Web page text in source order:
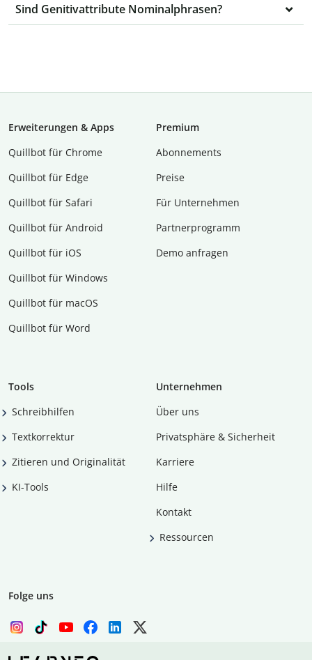
Sind Genitivattribute Nominalphrasen?
Erweiterungen & Apps
Quillbot für Chrome
Quillbot für Edge
Quillbot für Safari
Quillbot für Android
Quillbot für iOS
Quillbot für Windows
Quillbot für macOS
Quillbot für Word
Premium
Abon­ne­ments
Preise
Für Unternehmen
Partnerprogramm
Demo anfragen
Tools
Schreibhilfen
Textkorrektur
Zitieren und Originalität
KI-Tools
Unternehmen
Über uns
Privatsphäre & Sicherheit
Karriere
Hilfe
Kontakt
Ressourcen
Folge uns